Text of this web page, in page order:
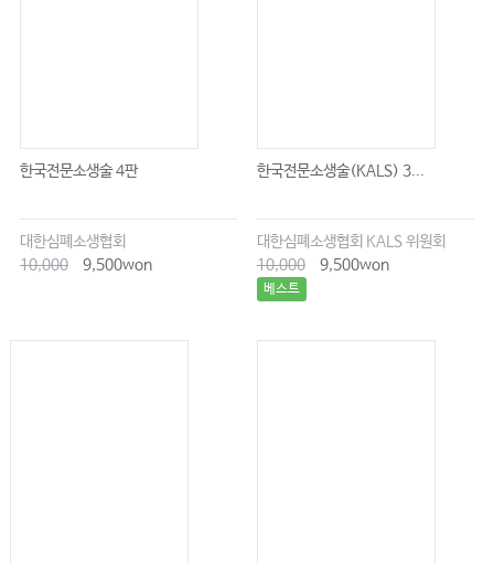
한국전문소생술 4판
대한심폐소생협회
10,000
9,500won
한국전문소생술(KALS) 3...
대한심폐소생협회 KALS 위원회
10,000
9,500won
베스트